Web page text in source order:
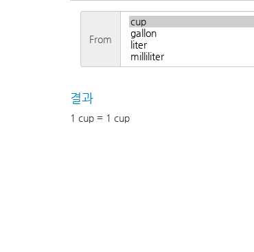
From
결과
1 cup = 1 cup